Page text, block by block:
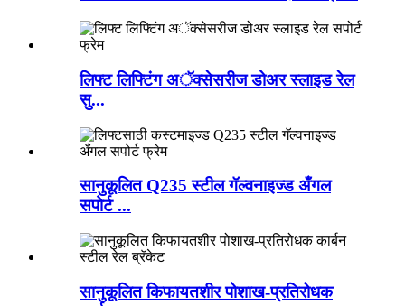
लिफ्ट लिफ्टिंग अॅक्सेसरीज डोअर स्लाइड रेल
सु...
सानुकूलित Q235 स्टील गॅल्वनाइज्ड अँगल
सपोर्ट ...
सानुकूलित किफायतशीर पोशाख-प्रतिरोधक